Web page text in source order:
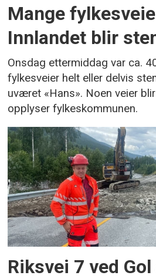
Mange
Innlandet blir
Onsdag ettermiddag var ca.
fylkesveier helt eller delvis
uværet «Hans». Noen veier
opplyser fylkeskommunen.
Riksvei 7 ved